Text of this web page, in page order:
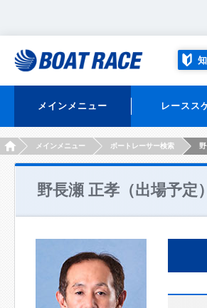
メインメニュー レースス
HOMEメインメニュー ボートレーサー検索
野長瀬 正孝（出場予定